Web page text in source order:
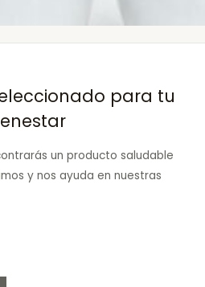
para tu
un producto saludable
y nos ayuda en nuestras